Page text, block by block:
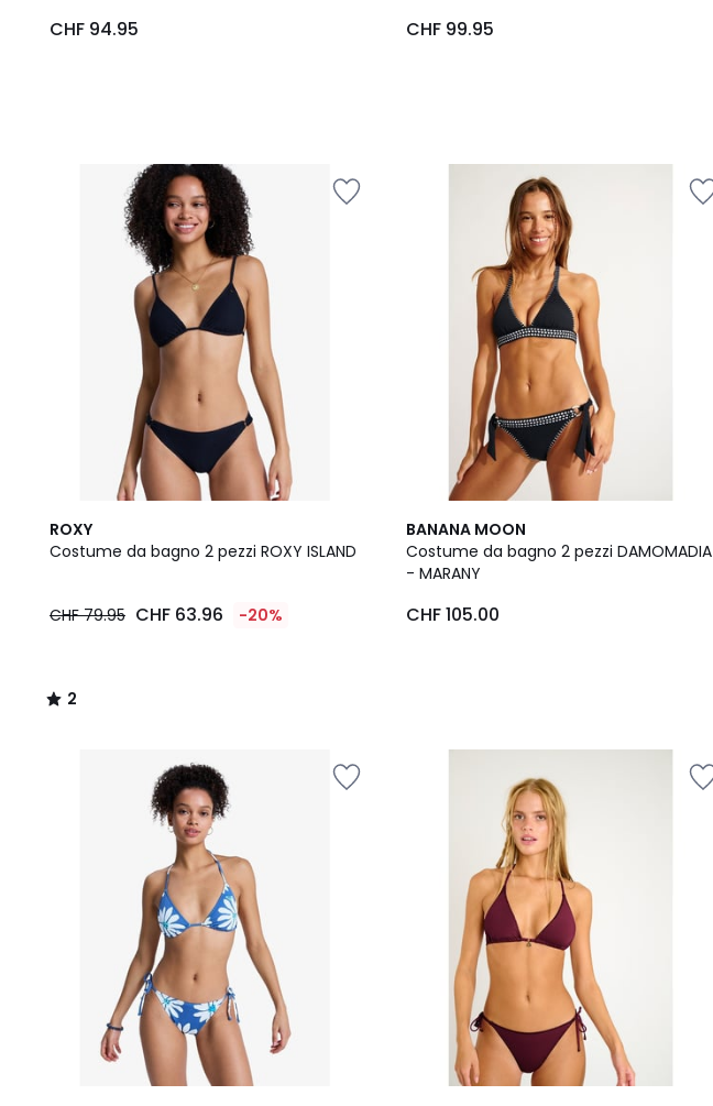
CHF 94.95 CHF 99.95
ROXY
Costume da bagno 2 pezzi ROXY ISLAND
CHF 79.95 CHF 63.96 -20%
2
/
2
/
BANANA MOON
Costume da bagno 2 pezzi DAMOMADIA
- MARANY
CHF 105.00